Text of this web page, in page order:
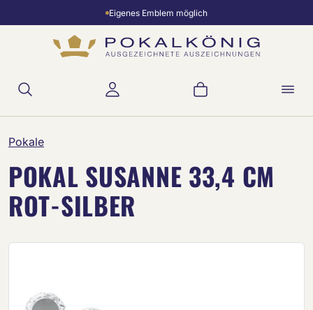
Zum Hauptinhalt springenEigenes Emblem möglich
Warenkorb
Pokale
POKAL SUSANNE 33,4 CM
ROT-SILBER